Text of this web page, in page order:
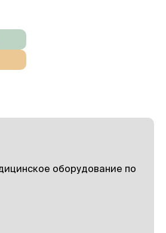
оборудование по